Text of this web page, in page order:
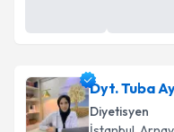
Dyt. Tuba
Diyetisyen